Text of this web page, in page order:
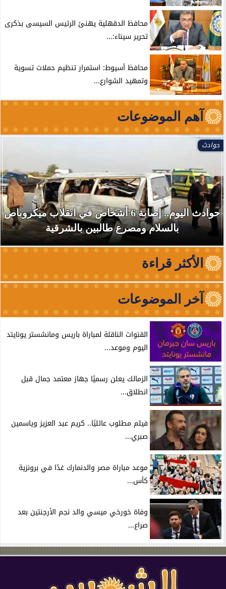
محافظ الدقهلية يهنئ الرئيس السيسى بذكرى
تحرير سيناء:...
محافظ أسيوط: استمرار تنظيم حملات تسوية
وتمهيد الشوارع...
آهم الموضوعات
حوادث
حوادث اليوم.. إصابة 6 أشخاص في انقلاب ميكروباص
بالسلام ومصرع طالبين بالشرقية
الأكثر قراءة
آخر الموضوعات
القنوات الناقلة لمباراة باريس ومانشستر يونايتد
اليوم وموعد...
الزمالك يعلن رسميًا جهاز معتمد جمال قبل
انطلاق...
فيلم مطلوب عائليًا.. كريم عبد العزيز وياسمين
صبري...
موعد مباراة مصر والدنمارك غدًا في برونزية
كأس...
وفاة خورخي ميسي والد نجم الأرجنتين بعد
صراع...